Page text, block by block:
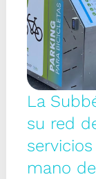
La
su red
mano